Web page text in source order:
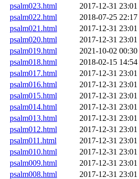
psalm023.html
2017-12-31 23:01
psalm022.html
2018-07-25 22:17
psalm021.html
2017-12-31 23:01
psalm020.html
2017-12-31 23:01
psalm019.html
2021-10-02 00:30
psalm018.html
2018-02-15 14:54
psalm017.html
2017-12-31 23:01
psalm016.html
2017-12-31 23:01
psalm015.html
2017-12-31 23:01
psalm014.html
2017-12-31 23:01
psalm013.html
2017-12-31 23:01
psalm012.html
2017-12-31 23:01
psalm011.html
2017-12-31 23:01
psalm010.html
2017-12-31 23:01
psalm009.html
2017-12-31 23:01
psalm008.html
2017-12-31 23:01